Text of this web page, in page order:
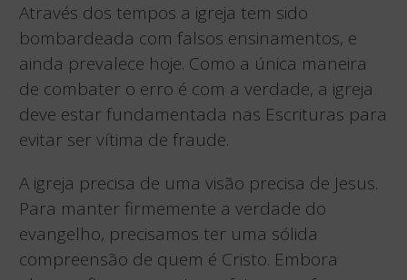
Através dos tempos a igreja tem sido
bombardeada com falsos ensinamentos, e
ainda prevalece hoje. Como a única maneira
de combater o erro é com a verdade, a igreja
deve estar fundamentada nas Escrituras para
evitar ser vítima de fraude.
A igreja precisa de uma visão precisa de Jesus.
Para manter firmemente a verdade do
evangelho, precisamos ter uma sólida
compreensão de quem é Cristo. Embora